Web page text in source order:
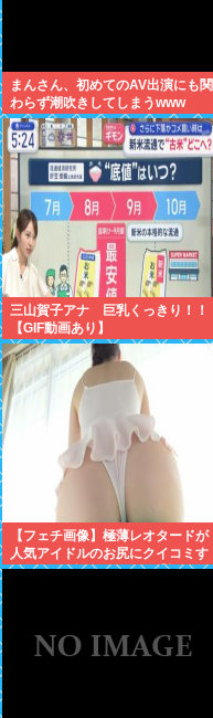
まんさん、初めてのAV出演にも関
わらず潮吹きしてしまうwww
三山賀子アナ 巨乳くっきり！！
【GIF動画あり】
【フェチ画像】極薄レオタードが
人気アイドルのお尻にクイコミす
ぎて危険 透け×尻フェチ【松岡里